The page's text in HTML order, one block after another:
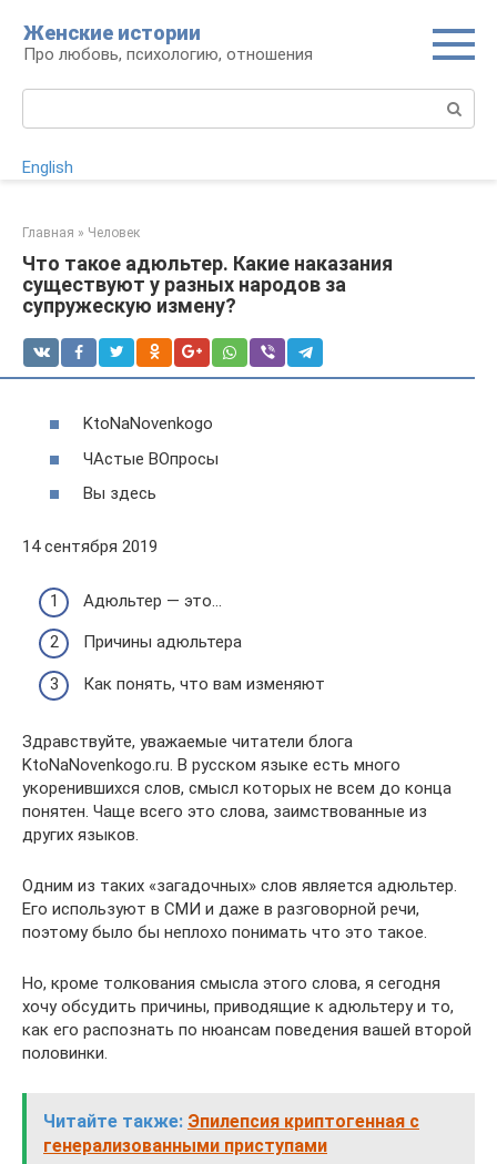
контенту
Женские истории
Про любовь, психологию, отношения
English
Главная » Человек
Что такое адюльтер. Какие наказания
существуют у разных народов за
супружескую измену?
KtoNaNovenkogo
ЧАстые ВОпросы
Вы здесь
14 сентября 2019
Адюльтер — это…
Причины адюльтера
Как понять, что вам изменяют
Здравствуйте, уважаемые читатели блога
KtoNaNovenkogo.ru. В русском языке есть много
укоренившихся слов, смысл которых не всем до конца
понятен. Чаще всего это слова, заимствованные из
других языков.
Одним из таких «загадочных» слов является адюльтер.
Его используют в СМИ и даже в разговорной речи,
поэтому было бы неплохо понимать что это такое.
Но, кроме толкования смысла этого слова, я сегодня
хочу обсудить причины, приводящие к адюльтеру и то,
как его распознать по нюансам поведения вашей второй
половинки.
Читайте также: Эпилепсия криптогенная с
генерализованными приступами